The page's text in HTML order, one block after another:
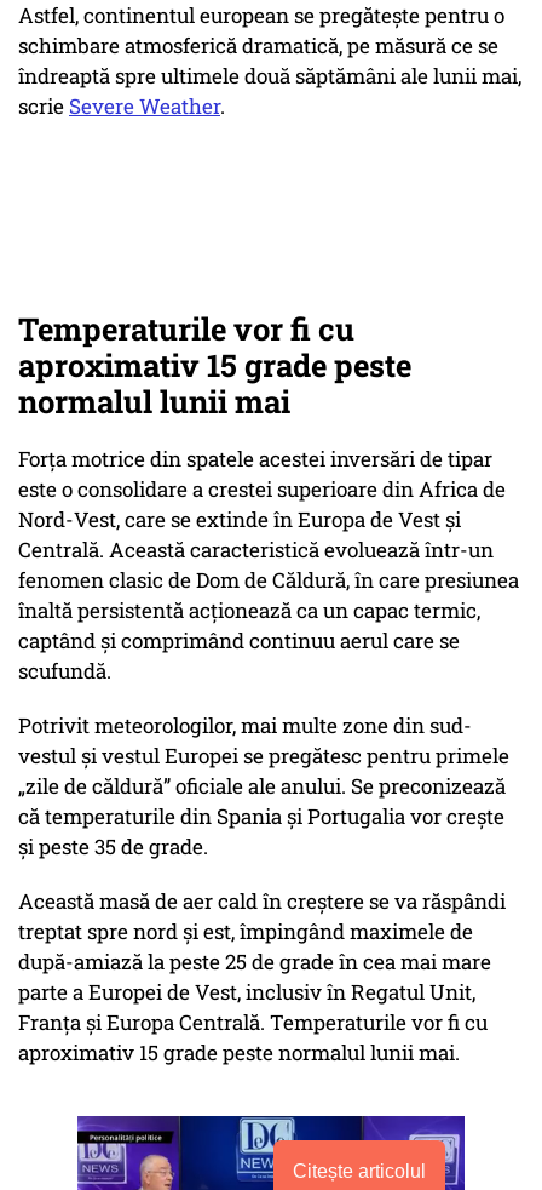
Astfel, continentul european se pregătește pentru o
schimbare atmosferică dramatică, pe măsură ce se
îndreaptă spre ultimele două săptămâni ale lunii mai,
scrie Severe Weather.
Temperaturile vor fi cu
aproximativ 15 grade peste
normalul lunii mai
Forța motrice din spatele acestei inversări de tipar
este o consolidare a crestei superioare din Africa de
Nord-Vest, care se extinde în Europa de Vest și
Centrală. Această caracteristică evoluează într-un
fenomen clasic de Dom de Căldură, în care presiunea
înaltă persistentă acționează ca un capac termic,
captând și comprimând continuu aerul care se
scufundă.
Potrivit meteorologilor, mai multe zone din sud-
vestul și vestul Europei se pregătesc pentru primele
„zile de căldură” oficiale ale anului. Se preconizează
că temperaturile din Spania și Portugalia vor crește
și peste 35 de grade.
Această masă de aer cald în creștere se va răspândi
treptat spre nord și est, împingând maximele de
după-amiază la peste 25 de grade în cea mai mare
parte a Europei de Vest, inclusiv în Regatul Unit,
Franța și Europa Centrală. Temperaturile vor fi cu
aproximativ 15 grade peste normalul lunii mai.
Citește articolul